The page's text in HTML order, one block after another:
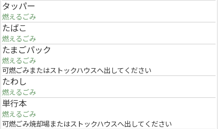
タッパー
燃えるごみ
たばこ
燃えるごみ
たまごパック
燃えるごみ
可燃ごみまたはストックハウスへ出してください
たわし
燃えるごみ
単行本
燃えるごみ
可燃ごみ焼却場またはストックハウスへ出してください